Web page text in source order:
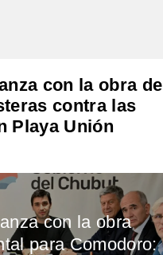
con la obra de
contra las
Playa Unión
con la obra
para Comodoro: